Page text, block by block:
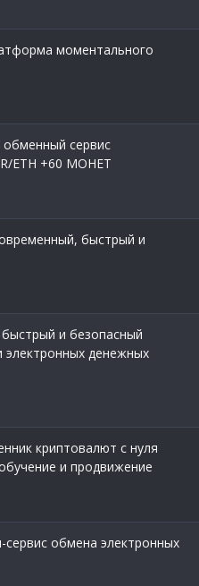
моментального
обменный сервис
ETH +60 МОНЕТ
быстрый и
и безопасный
денежных
криптовалют с нуля
и продвижение
обмена электронных